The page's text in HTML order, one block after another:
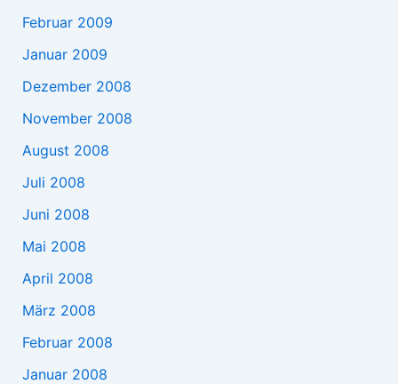
Februar 2009
Januar 2009
Dezember 2008
November 2008
August 2008
Juli 2008
Juni 2008
Mai 2008
April 2008
März 2008
Februar 2008
Januar 2008